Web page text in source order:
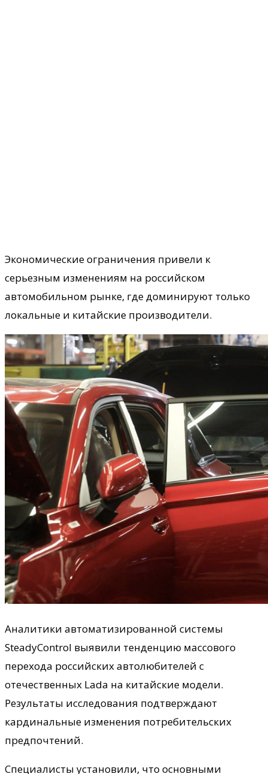
Экономические ограничения привели к
серьезным изменениям на российском
автомобильном рынке, где доминируют только
локальные и китайские производители.
Аналитики автоматизированной системы
SteadyControl выявили тенденцию массового
перехода российских автолюбителей с
отечественных Lada на китайские модели.
Результаты исследования подтверждают
кардинальные изменения потребительских
предпочтений.
Специалисты установили, что основными